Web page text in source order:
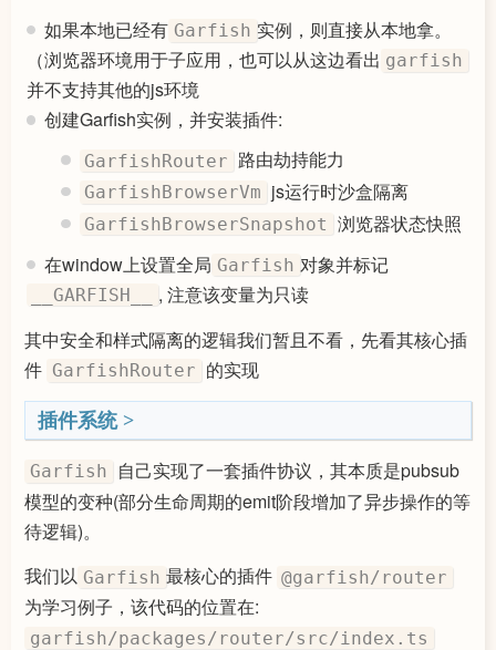
如果本地已经有 Garfish 实例，则直接从本地拿。
（浏览器环境用于子应用，也可以从这边看出 garfish
并不支持其他的js环境
创建Garfish实例，并安装插件:
GarfishRouter 路由劫持能力
GarfishBrowserVm js运行时沙盒隔离
GarfishBrowserSnapshot 浏览器状态快照
在window上设置全局 Garfish 对象并标记
__GARFISH__
, 注意该变量为只读
其中安全和样式隔离的逻辑我们暂且不看，先看其核心插
件 GarfishRouter 的实现
插件系统
Garfish
自己实现了一套插件协议，其本质是pubsub
模型的变种(部分生命周期的emit阶段增加了异步操作的等
待逻辑)。
我们以 Garfish 最核心的插件 @garfish/router
为学习例子，该代码的位置在:
garfish/packages/router/src/index.ts